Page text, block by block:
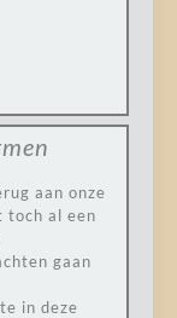
aan onze
toch al een
gaan
in deze